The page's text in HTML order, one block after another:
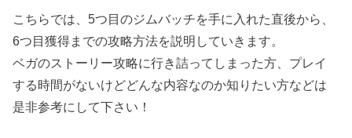
こちらでは、5つ目のジムバッチを手に入れた直後から、
6つ目獲得までの攻略方法を説明していきます。
ベガのストーリー攻略に行き詰ってしまった方、プレイ
する時間がないけどどんな内容なのか知りたい方などは
是非参考にして下さい！